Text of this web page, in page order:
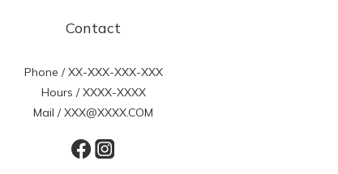
Contact
Phone / XX-XXX-XXX-XXX
Hours / XXXX-XXXX
Mail / XXX@XXXX.COM